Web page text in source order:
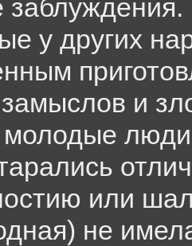
у других
и
или
не